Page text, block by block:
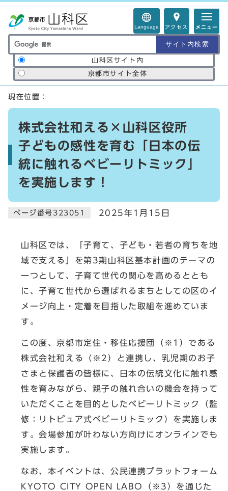
Language アクセス メニュー
サイト内検索の範囲
山科区サイト内
京都市サイト全体
ここから本文です
現在位置：
株式会社和える×山科区役所
子どもの感性を育む「日本の伝
統に触れるベビーリトミック」
を実施します！
ページ番号323051 2025年1月15日
山科区では、「子育て、子ども・若者の育ちを地
域で支える」を第3期山科区基本計画のテーマの
一つとして、子育て世代の関心を高めるととも
に、子育て世代から選ばれるまちとしての区のイ
メージ向上・定着を目指した取組を進めていま
す。
この度、京都市定住・移住応援団（※1）である
株式会社和える（※2）と連携し、乳児期のお子
さまと保護者の皆様に、日本の伝統文化に触れ感
性を育みながら、親子の触れ合いの機会を持って
いただくことを目的としたベビーリトミック（監
修：リトピュア式ベビーリトミック）を実施しま
す。会場参加が叶わない方向けにオンラインでも
実施します。
なお、本イベントは、公民連携プラットフォーム
KYOTO CITY OPEN LABO（※3）を通じた